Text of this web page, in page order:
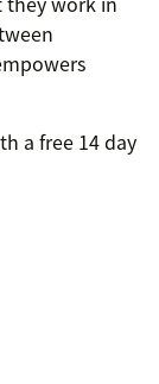
a free 14 day